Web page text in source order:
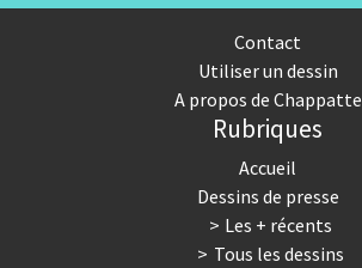
Contact
Utiliser un dessin
A propos de Chappatte
Rubriques
Accueil
Dessins de presse
Les + récents
Tous les dessins